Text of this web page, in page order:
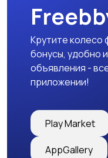
Другое
Крутите колесо
бонусы, удобно
объявления -
приложении!
Play Market
AppGallery